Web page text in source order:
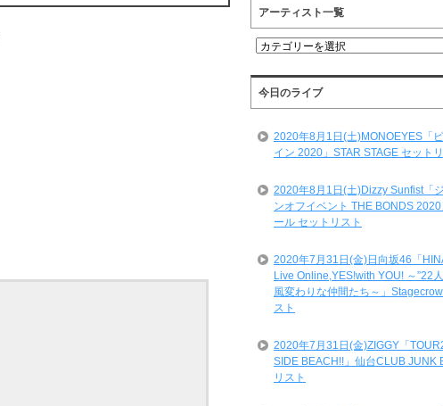
アーティスト一覧
ア
テ
ィ
ス
一
今日のライブ
2020年8月1日(土)MONOEYES「
イン 2020」STAR STAGE セット
2020年8月1日(土)Dizzy Sunfist「
ンオフイベント THE BONDS
ール セットリスト
2020年7月31日(金)日向坂46「
Live Online,YES!with YOU! ～”22
風変わりな仲間たち～」
スト
2020年7月31日(金)ZIGGY「
SIDE BEACH!!」仙台CLUB JUNK
リスト